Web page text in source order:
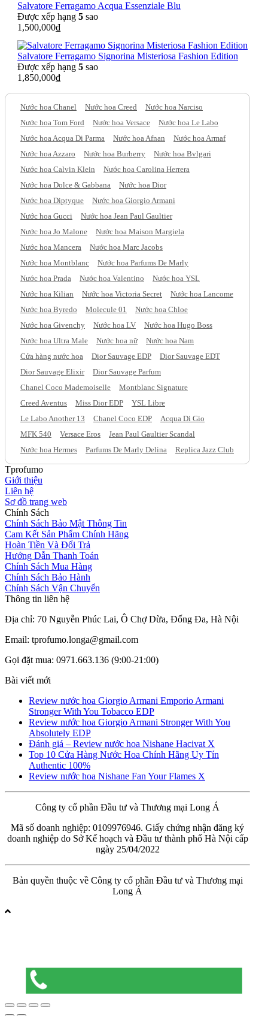
Salvatore Ferragamo Acqua Essenziale Blu
Được xếp hạng 5 sao
1,500,000₫
Salvatore Ferragamo Signorina Misteriosa Fashion Edition
Được xếp hạng 5 sao
1,850,000₫
Nước hoa Chanel Nước hoa Creed
Nước hoa Narciso
Nước hoa Tom Ford
Nước hoa Versace
Nước hoa Le Labo
Nước hoa Acqua Di Parma
Nước hoa Afnan
Nước hoa Armaf
Nước hoa Azzaro
Nước hoa Burberry
Nước hoa Bvlgari
Nước hoa Calvin Klein
Nước hoa Carolina Herrera
Nước hoa Dolce & Gabbana
Nước hoa Dior
Nước hoa Diptyque
Nước hoa Giorgio Armani
Nước hoa Gucci
Nước hoa Jean Paul Gaultier
Nước hoa Jo Malone
Nước hoa Maison Margiela
Nước hoa Mancera
Nước hoa Marc Jacobs
Nước hoa Montblanc
Nước hoa Parfums De Marly
Nước hoa Prada
Nước hoa Valentino
Nước hoa YSL
Nước hoa Kilian
Nước hoa Victoria Secret
Nước hoa Lancome
Nước hoa Byredo
Molecule 01
Nước hoa Chloe
Nước hoa Givenchy
Nước hoa LV
Nước hoa Hugo Boss
Nước hoa Ultra Male
Nước hoa nữ
Nước hoa Nam
Cửa hàng nước hoa
Dior Sauvage EDP
Dior Sauvage EDT
Dior Sauvage Elixir
Dior Sauvage Parfum
Chanel Coco Mademoiselle
Montblanc Signature
Creed Aventus
Miss Dior EDP
YSL Libre
Le Labo Another 13
Chanel Coco EDP
Acqua Di Gio
MFK 540
Versace Eros
Jean Paul Gaultier Scandal
Nước hoa Hermes
Parfums De Marly Delina Replica Jazz Club
Tprofumo
Giới thiệu
Liên hệ
Sơ đồ trang web
Chính Sách
Chính Sách Bảo Mật Thông Tin
Cam Kết Sản Phẩm Chính Hãng
Hoàn Tiền Và Đổi Trả
Hướng Dẫn Thanh Toán
Chính Sách Mua Hàng
Chính Sách Bảo Hành
Chính Sách Vận Chuyển
Thông tin liên hệ
Địa chỉ: 70 Nguyễn Phúc Lai, Ô Chợ Dừa, Đống Đa, Hà Nội
Email: tprofumo.longa@gmail.com
Gọi đặt mua: 0971.663.136 (9:00-21:00)
Bài viết mới
Review nước hoa Giorgio Armani Emporio Armani
Stronger With You Tobacco EDP
Review nước hoa Giorgio Armani Stronger With You
Absolutely EDP
Đánh giá – Review nước hoa Nishane Hacivat X
Top 10 Cửa Hàng Nước Hoa Chính Hãng Uy Tín
Authentic 100%
Review nước hoa Nishane Fan Your Flames X
Công ty cổ phần Đầu tư và Thương mại Long Á
Mã số doanh nghiệp: 0109976946. Giấy chứng nhận đăng ký
doanh nghiệp do Sở Kế hoạch và Đầu tư thành phố Hà Nội cấp
ngày 25/04/2022
Bản quyền thuộc về Công ty cổ phần Đầu tư và Thương mại
Long Á